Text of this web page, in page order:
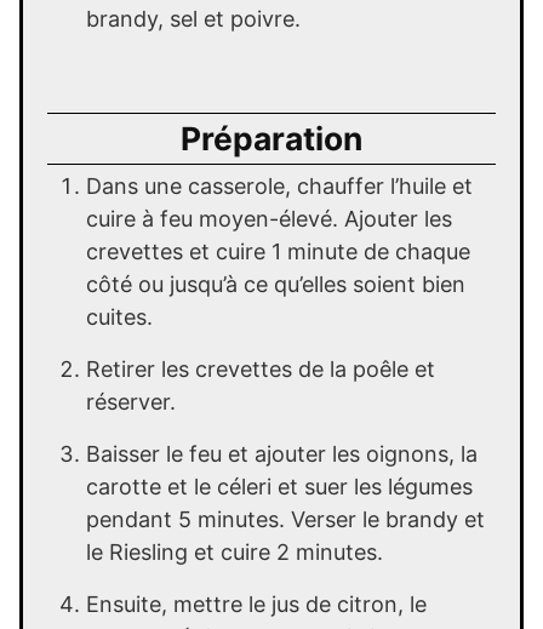
brandy, sel et poivre.
Préparation
Dans une casserole, chauffer l’huile et
cuire à feu moyen-élevé. Ajouter les
crevettes et cuire 1 minute de chaque
côté ou jusqu’à ce qu’elles soient bien
cuites.
Retirer les crevettes de la poêle et
réserver.
Baisser le feu et ajouter les oignons, la
carotte et le céleri et suer les légumes
pendant 5 minutes. Verser le brandy et
le Riesling et cuire 2 minutes.
Ensuite, mettre le jus de citron, le